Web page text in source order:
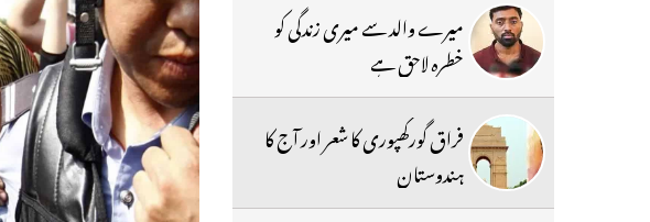
میرے والد سے میری زندگی کو
خطرہ لاحق ہے
فراق گورکھپوری کا شعر اور آج کا
ہندوستان